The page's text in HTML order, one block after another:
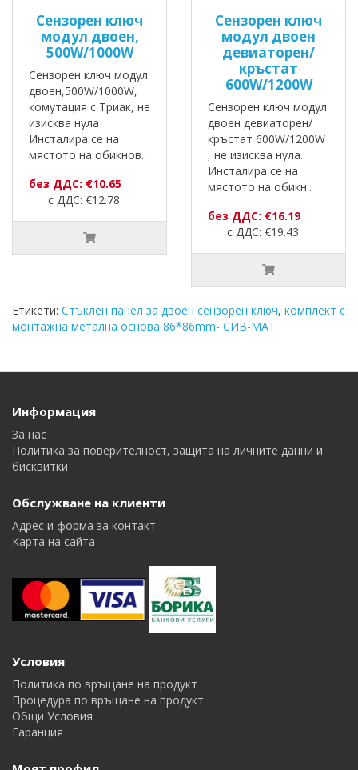
Сензорен ключ
модул двоен,
500W/1000W
Сензорен ключ модул
двоен,500W/1000W,
комутация с Триак, не
изисква нула
Инсталира се на
мястото на обикнов..
без ДДС: €10.65
с ДДС: €12.78
Сензорен ключ
модул двоен
девиаторен/
кръстат
600W/1200W
Сензорен ключ модул
двоен девиаторен/
кръстат 600W/1200W
, не изисква нула.
Инсталира се на
мястото на обикн..
без ДДС: €16.19
с ДДС: €19.43
Етикети: Стъклен панел за двоен сензорен ключ, комплект с
монтажна метална основа 86*86mm- СИВ-МАТ
Информация
За нас
Политика за поверителност, защита на личните данни и
бисквитки
Обслужване на клиенти
Адрес и форма за контакт
Карта на сайта
Условия
Политика по връщане на продукт
Процедура по връщане на продукт
Общи Условия
Гаранция